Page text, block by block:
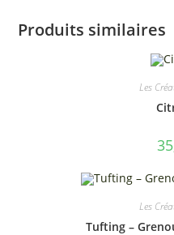
Produits similaires
Les
Les
Tufting –